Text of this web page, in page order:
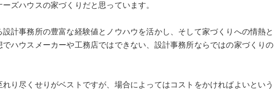
ズハウスの家づくりだと思っています。
計事務所の豊富な経験値とノウハウを活かし、そして家づくりへの情熱と
ハウスメーカーや工務店ではできない、設計事務所ならではの家づくりの
り尽くせりがベストですが、場合によってはコストをかければよいという